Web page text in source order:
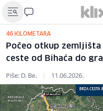
46 KILOMETARA
Počeo otkup
ceste od Bihaća do
Piše: D. Be. | 11.06.2026.